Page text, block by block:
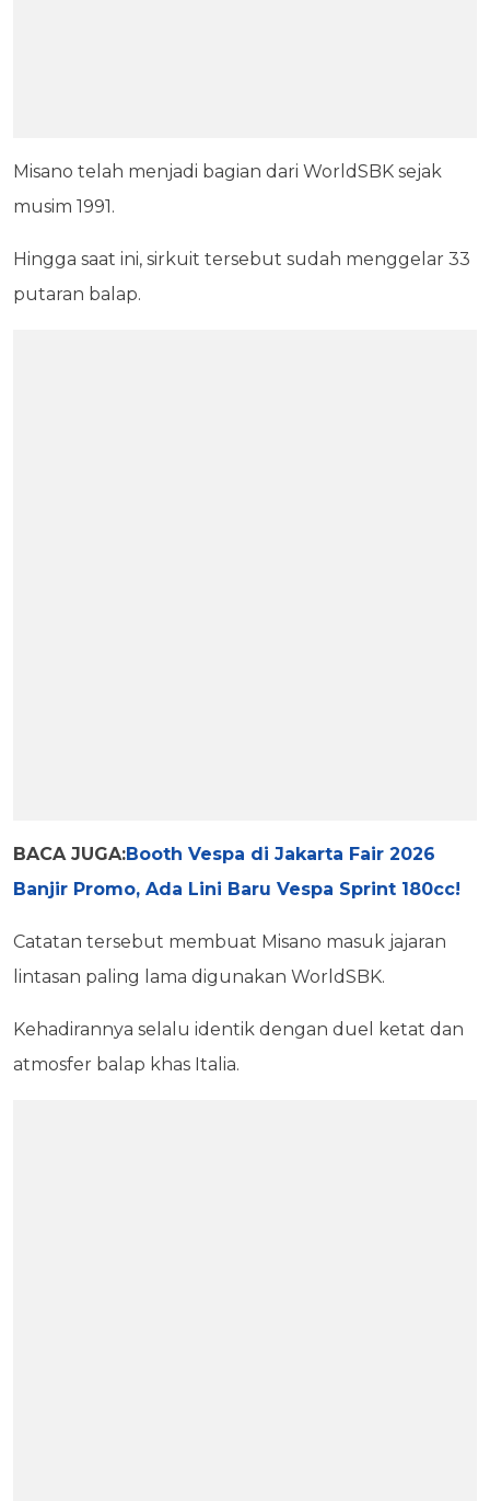
Misano telah menjadi bagian dari WorldSBK sejak
musim 1991.
Hingga saat ini, sirkuit tersebut sudah menggelar 33
putaran balap.
BACA JUGA:Booth Vespa di Jakarta Fair 2026
Banjir Promo, Ada Lini Baru Vespa Sprint 180cc!
Catatan tersebut membuat Misano masuk jajaran
lintasan paling lama digunakan WorldSBK.
Kehadirannya selalu identik dengan duel ketat dan
atmosfer balap khas Italia.